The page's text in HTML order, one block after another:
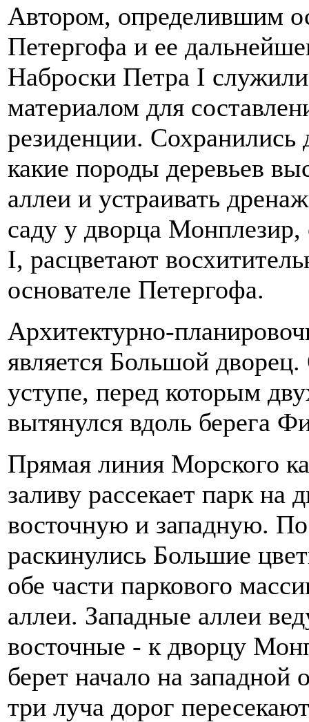
Автором, определившим
Петергофа и ее
Наброски Петра I
материалом для
резиденции. Сохранились
какие породы деревьев
аллеи и устраивать
саду у дворца
I, расцветают
основателе Петергофа.
Архитектурно-
является Большой
уступе, перед которым
вытянулся вдоль берега
Прямая линия Морского
заливу рассекает парк на
восточную и западную.
раскинулись Большие
обе части паркового
аллеи. Западные аллеи
восточные - к дворцу
берет начало на
три луча дорог